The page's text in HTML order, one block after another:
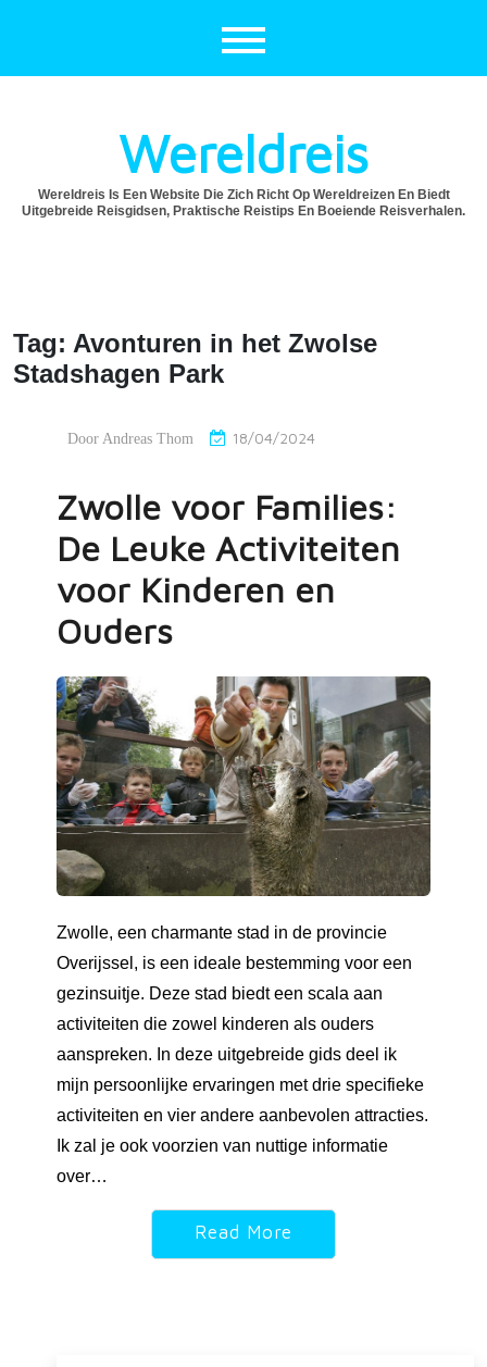
Wereldreis
Wereldreis Is Een Website Die Zich Richt Op Wereldreizen En Biedt
Uitgebreide Reisgidsen, Praktische Reistips En Boeiende Reisverhalen.
Tag: Avonturen in het Zwolse
Stadshagen Park
Door Andreas Thom 18/04/2024
Zwolle voor Families:
De Leuke Activiteiten
voor Kinderen en
Ouders
Zwolle, een charmante stad in de provincie
Overijssel, is een ideale bestemming voor een
gezinsuitje. Deze stad biedt een scala aan
activiteiten die zowel kinderen als ouders
aanspreken. In deze uitgebreide gids deel ik
mijn persoonlijke ervaringen met drie specifieke
activiteiten en vier andere aanbevolen attracties.
Ik zal je ook voorzien van nuttige informatie
over…
Read More